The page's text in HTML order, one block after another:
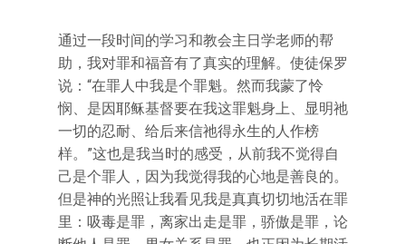
通过一段时间的学习和教会主日学老师的帮
助，我对罪和福音有了真实的理解。使徒保罗
说：“在罪人中我是个罪魁。然而我蒙了怜
悯、是因耶稣基督要在我这罪魁身上、显明祂
一切的忍耐、给后来信祂得永生的人作榜
样。”这也是我当时的感受，从前我不觉得自
己是个罪人，因为我觉得我的心地是善良的。
但是神的光照让我看见我是真真切切地活在罪
里：吸毒是罪，离家出走是罪，骄傲是罪，论